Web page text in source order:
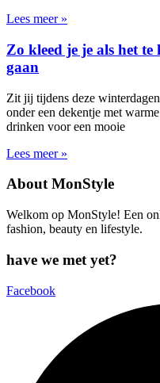
Lees meer »
Zo kleed je je als het
gaan
Zit jij tijdens deze
onder een dekentje met
drinken voor een mooie
Lees meer »
About MonStyle
Welkom op MonStyle! Een
fashion, beauty en lifestyle.
have we met yet?
Facebook